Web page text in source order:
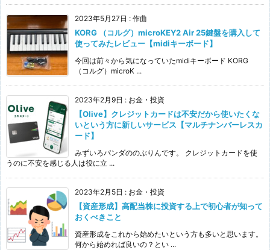
2023年5月27日 : 作曲
KORG （コルグ）microKEY2 Air 25鍵盤を購入して
使ってみたレビュー【midiキーボード】
今回は前々から気になっていたmidiキーボード KORG
（コルグ）microK ...
2023年2月9日 : お金・投資
【Olive】クレジットカードは不安だから使いたくな
いという方に新しいサービス【マルチナンバーレスカ
ード】
みずいろパンダののぶりんです。 クレジットカードを使
うのに不安を感じる人は役に立 ...
2023年2月5日 : お金・投資
【資産形成】高配当株に投資する上で初心者が知って
おくべきこと
資産形成をこれから始めたいという方も多いと思います。
何から始めれば良いの？とい ...